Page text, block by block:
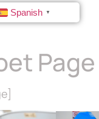
Spanish ▼
Page